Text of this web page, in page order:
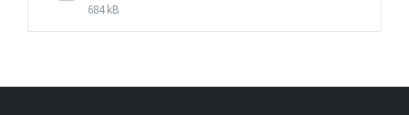
684 kB